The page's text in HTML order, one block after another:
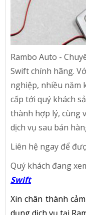
Rambo Auto -
Swiftchính hãng.
nghiệp, nhiều năm
cấp tới quý khách
thành hợp lý, cùng
dịch vụ sau bán
Liên hệ ngay để
Quý khách đang
Swift
Xin chân thành